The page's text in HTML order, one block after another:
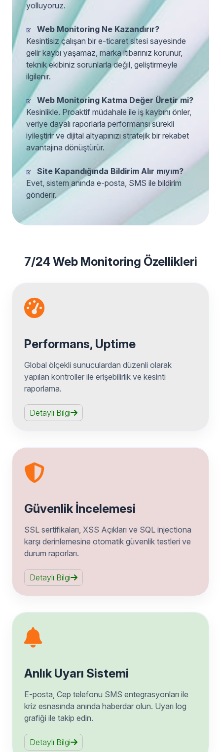
yolluyoruz.
Web Monitoring Ne Kazandırır?
Kesintisiz çalışan bir e-ticaret sitesi sayesinde
gelir kaybı yaşamaz, marka itibarınız korunur,
teknik ekibiniz sorunlarla değil, geliştirmeyle
ilgilenir.
Web Monitoring Katma Değer Üretir mi?
Kesinlikle. Proaktif müdahale ile iş kaybını önler,
veriye dayalı raporlarla performansı sürekli
iyileştirir ve dijital altyapınızı stratejik bir rekabet
avantajına dönüştürür.
Site Kapandığında Bildirim Alır mıyım?
Evet, sistem anında e-posta, SMS ile bildirim
gönderir.
7/24 Web Monitoring Özellikleri
Performans, Uptime
Global ölçekli sunuculardan düzenli olarak
yapılan kontroller ile erişebilirlik ve kesinti
raporlama.
Detaylı Bilgi
Güvenlik İncelemesi
SSL sertifikaları, XSS Açıkları ve SQL injectiona
karşı derinlemesine otomatik güvenlik testleri ve
durum raporları.
Detaylı Bilgi
Anlık Uyarı Sistemi
E-posta, Cep telefonu SMS entegrasyonları ile
kriz esnasında anında haberdar olun. Uyarı log
grafiği ile takip edin.
Detaylı Bilgi